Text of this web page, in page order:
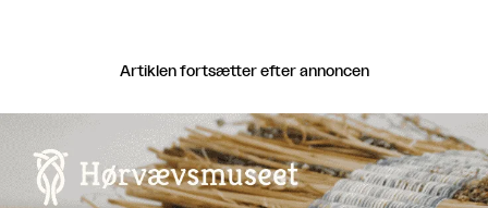
Artiklen fortsætter efter annoncen